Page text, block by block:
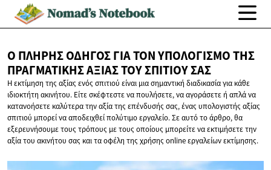
Ο ΠΛΉΡΗΣ ΟΔΗΓΌΣ ΓΙΑ ΤΟΝ ΥΠΟΛΟΓΙΣΜΌ ΤΗΣ
ΠΡΑΓΜΑΤΙΚΉΣ ΑΞΊΑΣ ΤΟΥΣΠΙΤΙΟΎ ΣΑΣ
Η εκτίμηση της αξίας ενός σπιτιού είναι μια σημαντική διαδικασία για κάθε
ιδιοκτήτη ακινήτου. Είτε σκέφτεστε να πουλήσετε, να αγοράσετε ή απλά να
κατανοήσετε καλύτερα την αξία της επένδυσής σας, ένας υπολογιστής αξίας
σπιτιού μπορεί να αποδειχθεί πολύτιμο εργαλείο. Σε αυτό το άρθρο, θα
εξερευνήσουμε τους τρόπους με τους οποίους μπορείτε να εκτιμήσετε την
αξία του ακινήτου σας και τα οφέλη της χρήσης online εργαλείων εκτίμησης.